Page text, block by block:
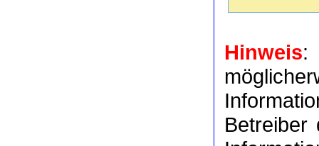
Hinweis: